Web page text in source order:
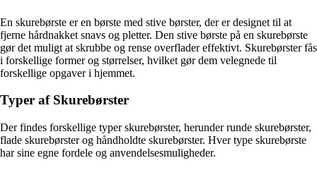
En skurebørste er en børste med stive børster, der er designet til at
fjerne hårdnakket snavs og pletter. Den stive børste på en skurebørste
gør det muligt at skrubbe og rense overflader effektivt. Skurebørster fås
i forskellige former og størrelser, hvilket gør dem velegnede til
forskellige opgaver i hjemmet.
Typer af Skurebørster
Der findes forskellige typer skurebørster, herunder runde skurebørster,
flade skurebørster og håndholdte skurebørster. Hver type skurebørste
har sine egne fordele og anvendelsesmuligheder.